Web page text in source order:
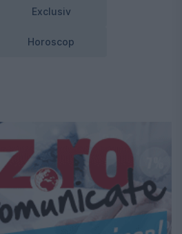
Exclusiv
Horoscop